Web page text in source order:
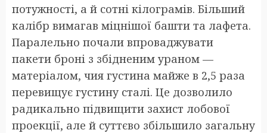
потужності, а й сотні кілограмів. Більший
калібр вимагав міцнішої башти та лафета.
Паралельно почали впроваджувати
пакети броні з збідненим ураном —
матеріалом, чия густина майже в 2,5 раза
перевищує густину сталі. Це дозволило
радикально підвищити захист лобової
проекції, але й суттєво збільшило загальну